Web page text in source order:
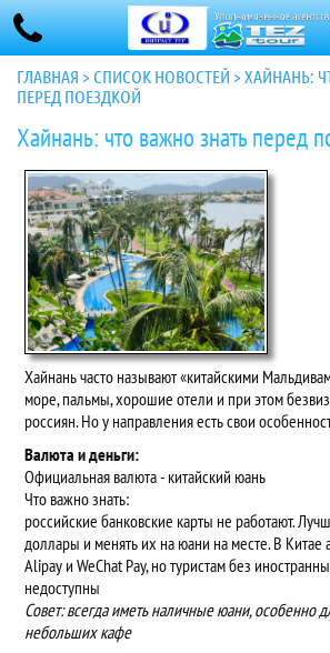
ГЛАВНАЯ >СПИСОК НОВОСТЕЙ >ХАЙНАНЬ:
ПЕРЕД ПОЕЗДКОЙ
Хайнань: что важно знать перед
Хайнань часто называют «китайскими
море, пальмы, хорошие отели и при этом
россиян. Но у направления есть свои
Валюта и деньги:
Официальная валюта - китайский юань
Что важно знать:
российские банковские карты не работают.
доллары и менять их на юани на месте. В Китае
Alipay и WeChat Pay, но туристам без
недоступны
Совет: всегда иметь наличные юани, особенно
небольших кафе